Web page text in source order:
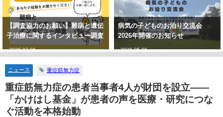
【調査協力のお願い】難病と遺伝
子治療に関するインタビュー調査
2026-02-06
病気の子どものお泊り交流会
2026年開催のお知らせ
2026-05-06
ニュース 重症筋無力症
重症筋無力症の患者当事者4人が財団を設立——
「かけはし基金」が患者の声を医療・研究につな
ぐ活動を本格始動